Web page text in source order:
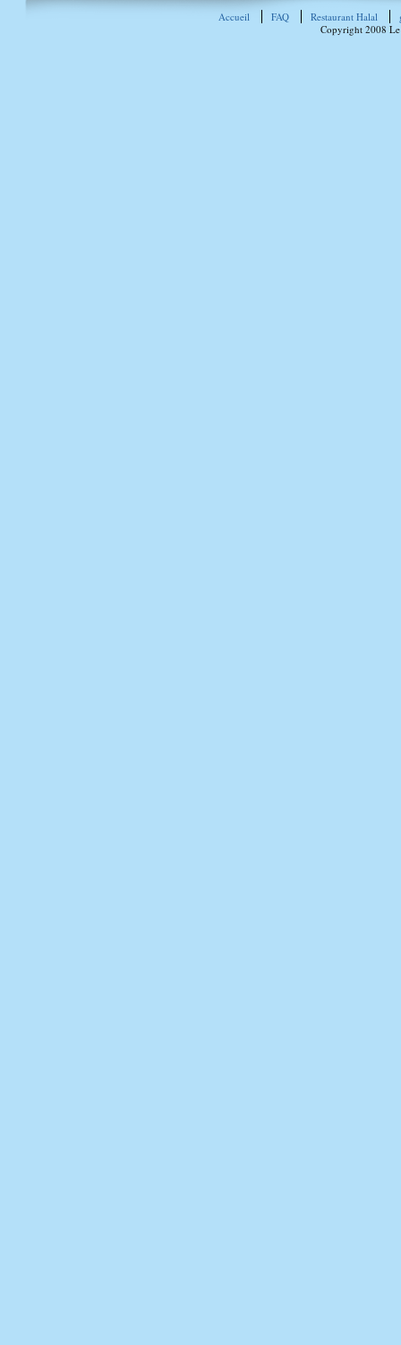
Accueil FAQ Restaurant Halal
Copyright 2008